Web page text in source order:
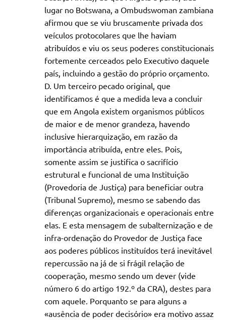
lugar no Botswana, a Ombudswoman zambiana
afirmou que se viu bruscamente privada dos
veículos protocolares que lhe haviam
atribuídos e viu os seus poderes constitucionais
fortemente cerceados pelo Executivo daquele
país, incluindo a gestão do próprio orçamento.
Um terceiro pecado original, que
identificamos é que a medida leva a concluir
que em Angola existem organismos públicos
de maior e de menor grandeza, havendo
inclusive hierarquização, em razão da
importância atribuída, entre eles. Pois,
somente assim se justifica o sacrifício
estrutural e funcional de uma Instituição
(Provedoria de Justiça) para beneficiar outra
(Tribunal Supremo), mesmo se sabendo das
diferenças organizacionais e operacionais entre
elas. E esta mensagem de subalternização e de
infra-ordenação do Provedor de Justiça face
aos poderes públicos instituídos terá inevitável
repercussão na já de si frágil relação de
cooperação, mesmo sendo um dever (vide
número 6 do artigo 192.º da CRA), destes para
com aquele. Porquanto se para alguns a
«ausência de poder decisório» era motivo assaz